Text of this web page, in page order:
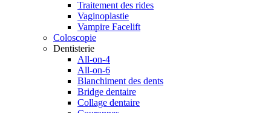
Traitement des rides
Vaginoplastie
Vampire Facelift
Coloscopie
Dentisterie
All-on-4
All-on-6
Blanchiment des dents
Bridge dentaire
Collage dentaire